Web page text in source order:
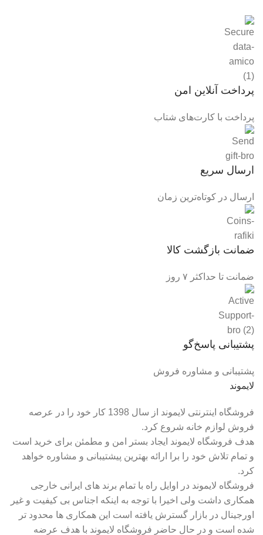
پرداخت آنلاین امن
پرداخت با کارت‌های شتاب
ارسال سریع
ارسال در کوتاه‌ترین زمان
ضمانت بازگشت کالا
ضمانت تا حداکثر ۷ روز
پشتیبانی پاسخ‌گو
پشتیبانی و مشاوره فروش
لایموند
فروشگاه اینترنتی لایموند از سال 1398 کار خود را در عرصه
فروش لوازم خانه شروع کرد.
هدف فروشگاه لایموند ایجاد بستر امن و مطمئن برای خرید است
و تمام تلاش خود را برا ارائه بهترین پیشتیبانی و مشاوره خواهد
کرد.
فروشگاه لایموند در اوایل راه با تمام برند های ایرانی خارجی
همکاری داشت ولی اخیرا با توجه به اینکه اجناس بی کیفیت و غیر
اورجینال در بازار گسترش یافته است این همکاری ها محدود تر
شده است و در حال حاضر فروشگاه لایموند با هدف عرضه